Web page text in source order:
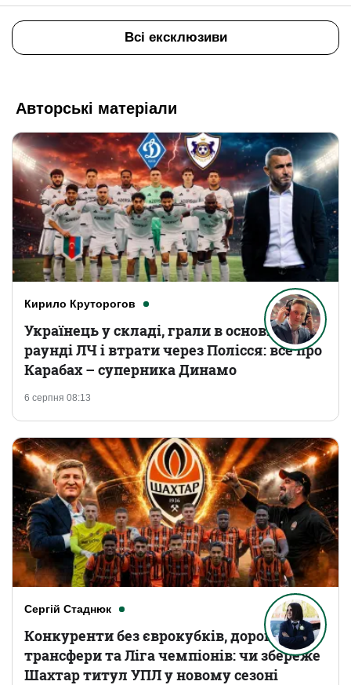
Всі ексклюзиви
Авторські матеріали
Кирило Круторогов
6 серпня 08:13
Українець у складі, грали в основному
раунді ЛЧ і втрати через Полісся: все про
Карабах – суперника Динамо
Сергій Стаднюк
Конкуренти без єврокубків, дорогі
трансфери та Ліга чемпіонів: чи збереже
Шахтар титул УПЛ у новому сезоні